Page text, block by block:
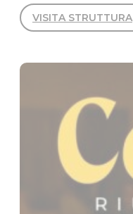
VISITA STRUTTURA